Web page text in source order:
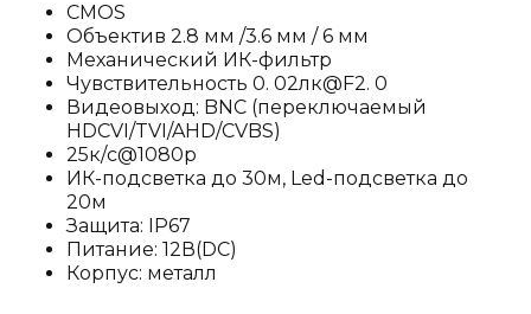
CMOS
Объектив 2.8 мм /3.6 мм / 6 мм
Механический ИК-фильтр
Чувствительность 0. 02лк@F2. 0
Видеовыход: BNC (переключаемый
HDCVI/TVI/AHD/CVBS)
25к/с@1080p
ИК-подсветка до 30м, Led-подсветка до
20м
Защита: IP67
Питание: 12В(DC)
Корпус: металл